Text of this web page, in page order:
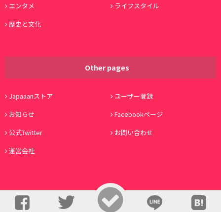
エンタメ
ライフスタイル
歴史と文化
Other pages
Japaaanストア
ユーザー登録
お知らせ
Facebookページ
公式Twitter
お問い合わせ
運営会社
© Copyright 2016, Japaaan All Rights Reserved. 運営: 株式会社ワノコト